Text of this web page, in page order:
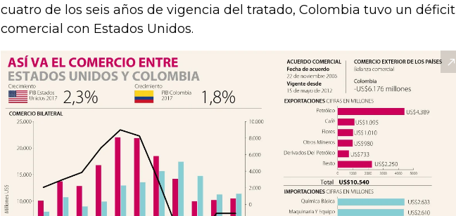
cuatro de los seis años de vigencia del tratado, Colombia tuvo un déficit
comercial con Estados Unidos.